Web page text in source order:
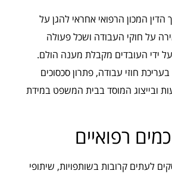
המכון הרפואי אחראי להגן על
על חוקי העבודה ושכל פעולה
ידי העובדים מקבלת מענה הולם.
חוזי עבודה, פתרון סכסוכים
ובייצוג המוסד בבית המשפט במידת
רפואיים
לעתים קרובות בשותפויות, שיתופי